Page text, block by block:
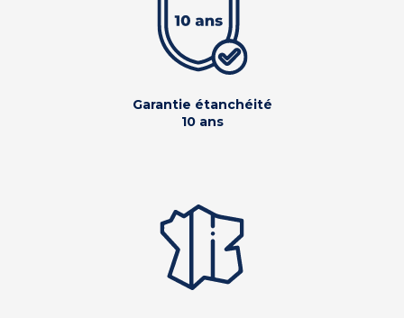
Garantie étanchéité
10 ans